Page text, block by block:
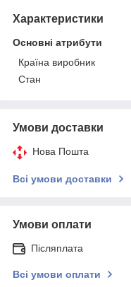
Характеристики
Основні атрибути
Країна виробник
Стан
Умови доставки
Нова Пошта
Всі умови доставки
Умови оплати
Післяплата
Всі умови оплати